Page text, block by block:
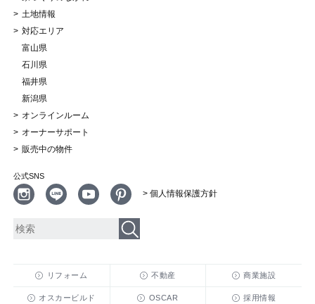
土地情報
対応エリア
富山県
石川県
福井県
新潟県
オンラインルーム
オーナーサポート
販売中の物件
公式SNS
> 個人情報保護方針
リフォーム 不動産 商業施設
オスカービルド OSCAR 採用情報